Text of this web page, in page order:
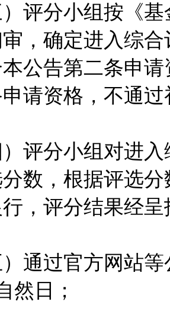
分小组按《基
审，确定进入综
公告第二条申
请资格，不通过
分小组对进入
数，根据评选
，评分结果经
过官方网站等
然日；